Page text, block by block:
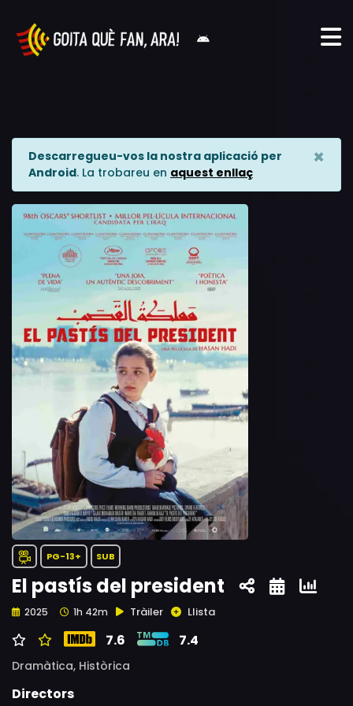
Descarregueu-vos la nostra aplicació per
Android. La trobareu en aquest enllaç
×
PG-13+ SUB
El pastís del president
2025 1h 42m Tràiler Llista
7.6 7.4
Dramàtica, Històrica
Directors